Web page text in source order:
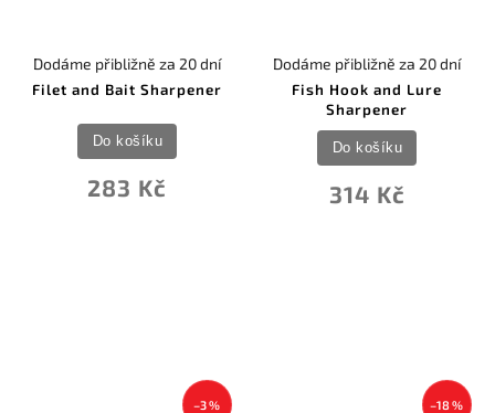
Filet and Bait Sharpener
Dodáme přibližně za 20 dní
283 Kč
Do košíku
Fish Hook and Lure
Sharpener
Dodáme přibližně za 20 dní
314 Kč
Do košíku
–3 % –18 %